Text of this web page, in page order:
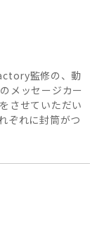
監修の、動
メッセージカー
させていただい
ぞれに封筒がつ